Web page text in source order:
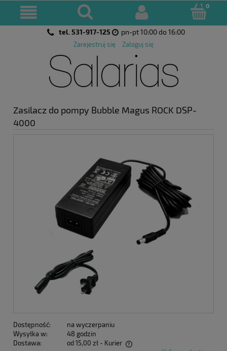
tel. 531-917-125 pn-pt 10:00 do 16:00
Zarejestruj się Zaloguj się
Zasilacz do pompy Bubble Magus ROCK DSP-
4000
Dostępność:
na wyczerpaniu
Wysyłka w:
48 godzin
Dostawa:
od 15,00 zł - Kurier